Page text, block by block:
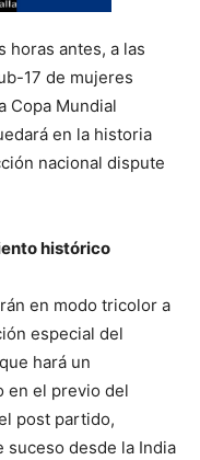
horas antes, a las
17 de mujeres
Copa Mundial
en la historia
nacional dispute
histórico
en modo tricolor a
especial del
hará un
en el previo del
post partido,
desde la India